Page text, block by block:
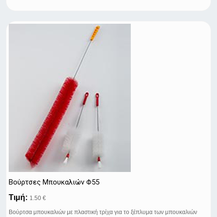
Βούρτσες Μπουκαλιών Φ55
Τιμή: 1.50 €
Βούρτσα μπουκαλιών με πλαστική τρίχα για το ξέπλυμα των μπουκαλιών